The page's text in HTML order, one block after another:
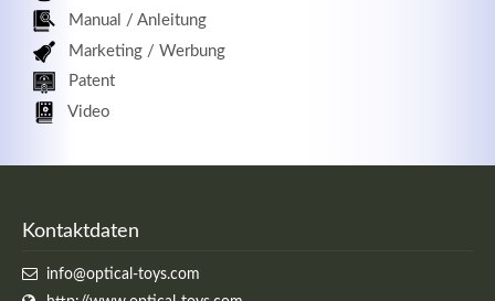
Manual / Anleitung
Marketing / Werbung
Patent
Video
Kontaktdaten
info@optical-toys.com